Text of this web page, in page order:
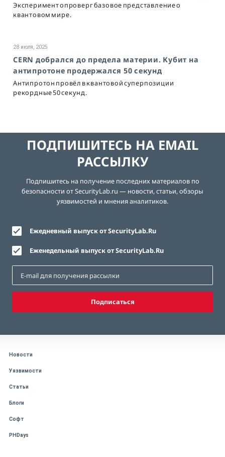
Эксперимент опроверг базовое представление о
квантовом мире.
28 июля, 2025
CERN добрался до предела материи. Кубит на
антипротоне продержался 50 секунд
Антипротон провёл в квантовой суперпозиции
рекордные 50 секунд.
ПОДПИШИТЕСЬ НА EMAIL
РАССЫЛКУ
Подпишитесь на получение последних материалов по
безопасности от SecurityLab.ru — новости, статьи, обзоры
уязвимостей и мнения аналитиков.
Ежедневный выпуск от SecurityLab.Ru
Еженедельный выпуск от SecurityLab.Ru
Подписаться
Новости
Уязвимости
Статьи
Блоги
Софт
PHDays